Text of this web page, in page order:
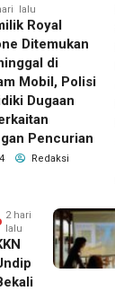
lalu
Royal
Ditemukan
di
Mobil, Polisi
Dugaan
Pencurian
Redaksi
2 hari
lalu